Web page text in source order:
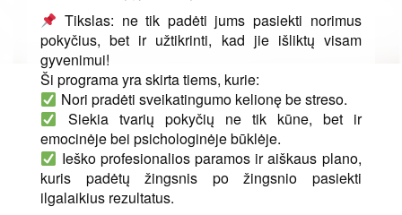
Tikslas: ne tik padėti jums pasiekti norimus
pokyčius, bet ir užtikrinti, kad jie išliktų visam
gyvenimui!
Ši programa yra skirta tiems, kurie:
Nori pradėti sveikatingumo kelionę be streso.
Siekia tvarių pokyčių ne tik kūne, bet ir
emocinėje bei psichologinėje būklėje.
Ieško profesionalios paramos ir aiškaus plano,
kuris padėtų žingsnis po žingsnio pasiekti
ilgalaikius rezultatus.